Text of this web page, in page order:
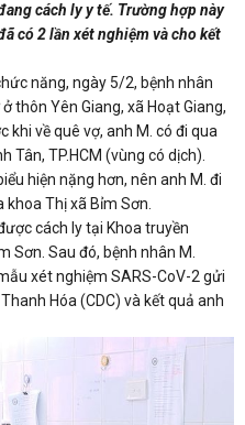
cách ly y tế. Trường hợp này
có 2 lần xét nghiệm và cho kết
năng, ngày 5/2, bệnh nhân
thôn Yên Giang, xã Hoạt Giang,
khi về quê vợ, anh M. có đi qua
Tân, TP.HCM (vùng có dịch).
hiện nặng hơn, nên anh M. đi
Thị xã Bỉm Sơn.
cách ly tại Khoa truyền
Sơn. Sau đó, bệnh nhân M.
xét nghiệm SARS-CoV-2 gửi
Hóa (CDC) và kết quả anh